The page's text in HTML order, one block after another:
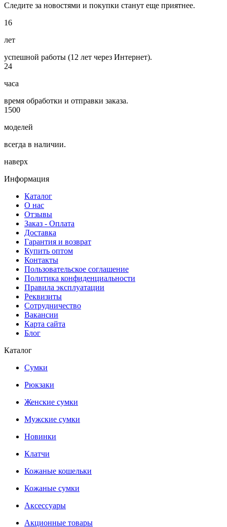
Следите за новостями и покупки станут еще приятнее.
16
лет
успешной работы (12 лет через Интернет).
24
часа
время обработки и отправки заказа.
1500
моделей
всегда в наличии.
наверх
Информация
Каталог
О нас
Отзывы
Заказ - Оплата
Доставка
Гарантия и возврат
Купить оптом
Контакты
Пользовательское соглашение
Политика конфиденциальности
Правила эксплуатации
Реквизиты
Сотрудничество
Вакансии
Карта сайта
Блог
Каталог
Сумки
Рюкзаки
Женские сумки
Мужские сумки
Новинки
Клатчи
Кожаные кошельки
Кожаные сумки
Аксессуары
Акционные товары